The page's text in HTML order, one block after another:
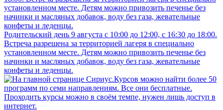
Родительский день 9 августа с 10:00 до 12:00, с 16:30 до 18:00.
Встреча разрешена за территорией лагеря в специально
установленном месте. Детям можно привозить печенье без
начинки и масляных добавок, воду без газа, жевательные
конфеты и леденцы.